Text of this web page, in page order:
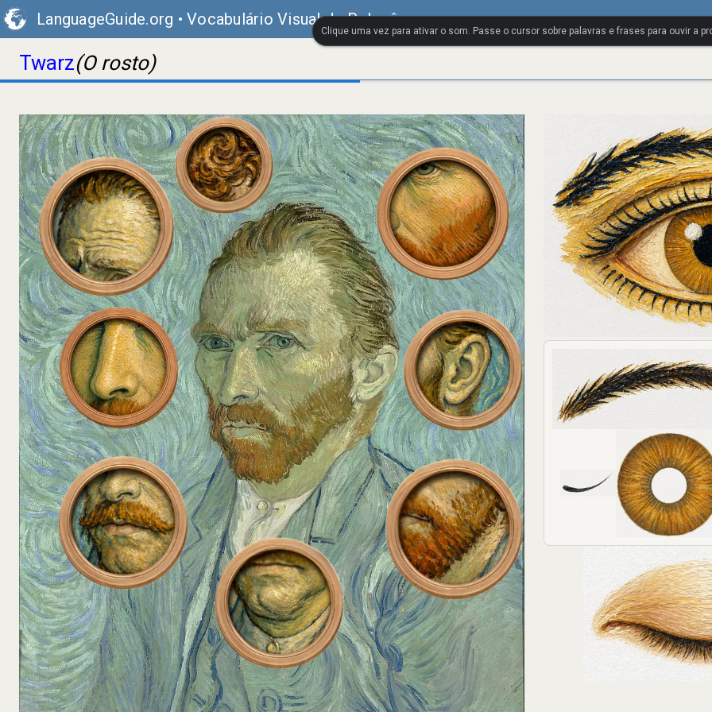
LanguageGuide.org • Vocabulário Visual de Polonês
Twarz(O rosto)
Clique uma vez para ativar o som. Passe o cursor sobre palavras e frases para ouvir a